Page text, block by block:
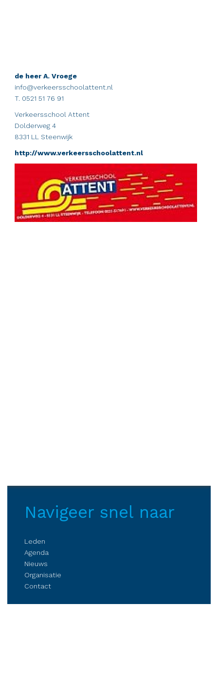
de heer A. Vroege
info@verkeersschoolattent.nl
T. 0521 51 76 91
Verkeersschool Attent
Dolderweg 4
8331 LL Steenwijk
http://www.verkeersschoolattent.nl
Navigeer snel naar
Leden
Agenda
Nieuws
Organisatie
Contact